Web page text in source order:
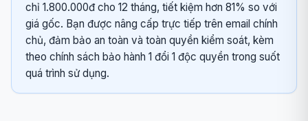
chỉ 1.800.000đ cho 12 tháng, tiết kiệm hơn 81% so với
giá gốc. Bạn được nâng cấp trực tiếp trên email chính
chủ, đảm bảo an toàn và toàn quyền kiểm soát, kèm
theo chính sách bảo hành 1 đổi 1 độc quyền trong suốt
quá trình sử dụng.